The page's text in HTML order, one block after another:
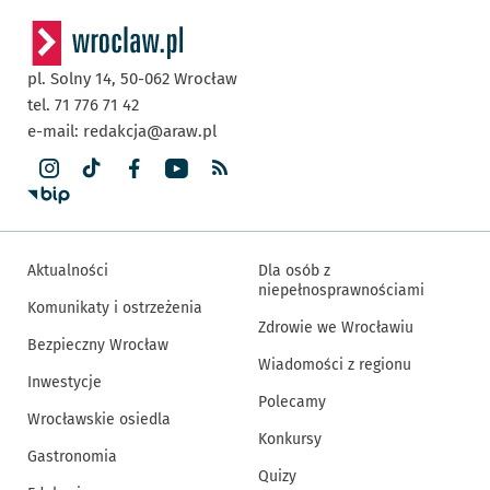
pl. Solny 14, 50-062 Wrocław
tel. 71 776 71 42
e-mail: redakcja@araw.pl
Aktualności
Komunikaty i ostrzeżenia
Bezpieczny Wrocław
Inwestycje
Wrocławskie osiedla
Gastronomia
Dla osób z
niepełnosprawnościami
Zdrowie we Wrocławiu
Wiadomości z regionu
Polecamy
Konkursy
Quizy